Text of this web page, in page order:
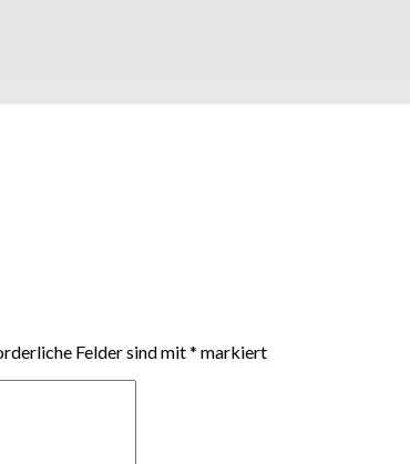
Felder sind mit* markiert